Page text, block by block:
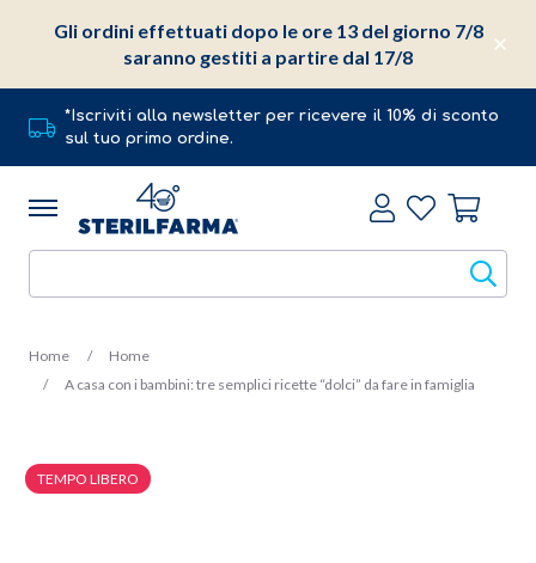
*Iscriviti alla newsletter per ricevere il 10% di sconto
sul tuo primo ordine.
Home
Home
A casa con i bambini: tre semplici ricette “dolci” da fare in famiglia
TEMPO LIBERO
1 Aprile 2020
Gli ordini effettuati dopo le ore 13 del giorno 7/8
saranno gestiti a partire dal 17/8